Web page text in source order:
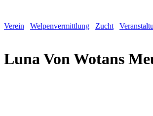
Verein Welpenvermittlung Zucht
Luna Von Wotans